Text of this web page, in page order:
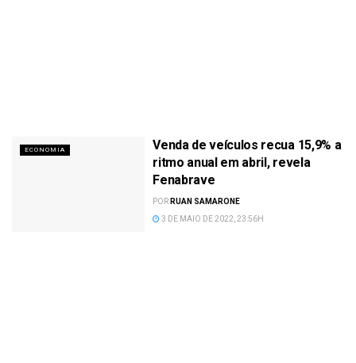
ECONOMIA
Venda de veículos recua 15,9% a
ritmo anual em abril, revela
Fenabrave
POR RUAN SAMARONE
3 DE MAIO DE 2022, 23:56H